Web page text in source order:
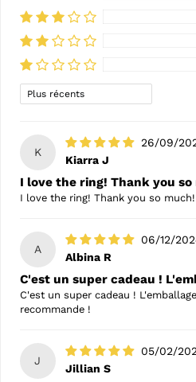
Sort by
K
26/09/
Kiarra J
I love the ring! Thank you so
I love the ring! Thank you so much!
A
06/12/
Albina R
C'est un super cadeau !
C'est un super cadeau !
recommande !
J
05/02/
Jillian S